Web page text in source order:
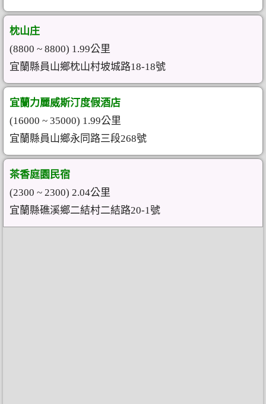
枕山庄
(8800 ~ 8800) 1.99公里
宜蘭縣員山鄉枕山村坡城路18-18號
宜蘭力麗威斯汀度假酒店
(16000 ~ 35000) 1.99公里
宜蘭縣員山鄉永同路三段268號
茶香庭園民宿
(2300 ~ 2300) 2.04公里
宜蘭縣礁溪鄉二結村二結路20-1號